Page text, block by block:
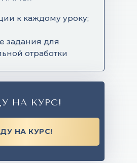
к каждому уроку;
для
отработки
НА КУРС!
НА КУРС!